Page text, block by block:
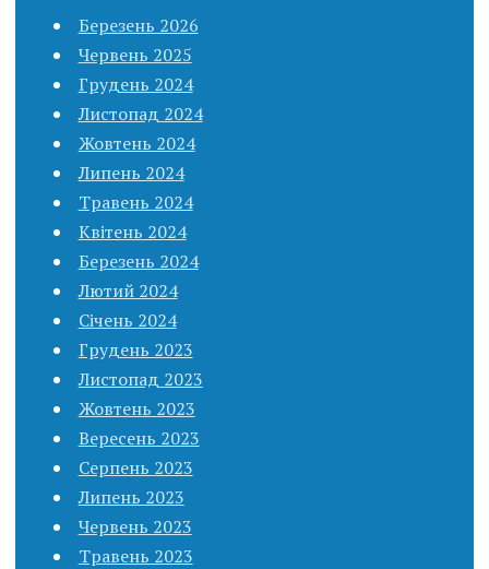
Березень 2026
Червень 2025
Грудень 2024
Листопад 2024
Жовтень 2024
Липень 2024
Травень 2024
Квітень 2024
Березень 2024
Лютий 2024
Січень 2024
Грудень 2023
Листопад 2023
Жовтень 2023
Вересень 2023
Серпень 2023
Липень 2023
Червень 2023
Травень 2023